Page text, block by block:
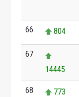
66 804
67
14445
68 773